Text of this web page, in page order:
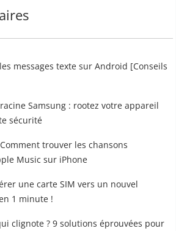
messages texte sur Android [Conseils
Samsung : rootez votre appareil
sécurité
trouver les chansons
Music sur iPhone
une carte SIM vers un nouvel
1 minute !
clignote ? 9 solutions éprouvées pour